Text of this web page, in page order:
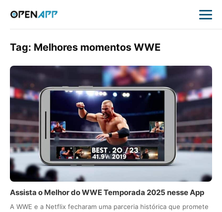
Tag: Melhores momentos WWE
Assista o Melhor do WWE Temporada 2025 nesse App
A WWE e a Netflix fecharam uma parceria histórica que promete